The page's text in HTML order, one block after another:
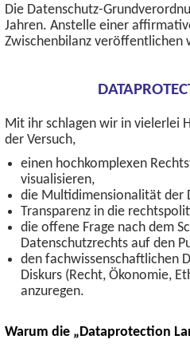
Die Datenschutz-
Jahren. Anstelle einer
Zwischenbilanz veröffentlichen
Mit ihr schlagen wir in vielerlei
der Versuch,
einen hochkomplexen
visualisieren,
die Multidimensionalität der
Transparenz in die
die offene Frage nach dem
Datenschutzrechts auf den
den fachwissenschaftlichen
Diskurs (Recht, Ökonomie,
anzuregen.
Warum die „Dataprotection